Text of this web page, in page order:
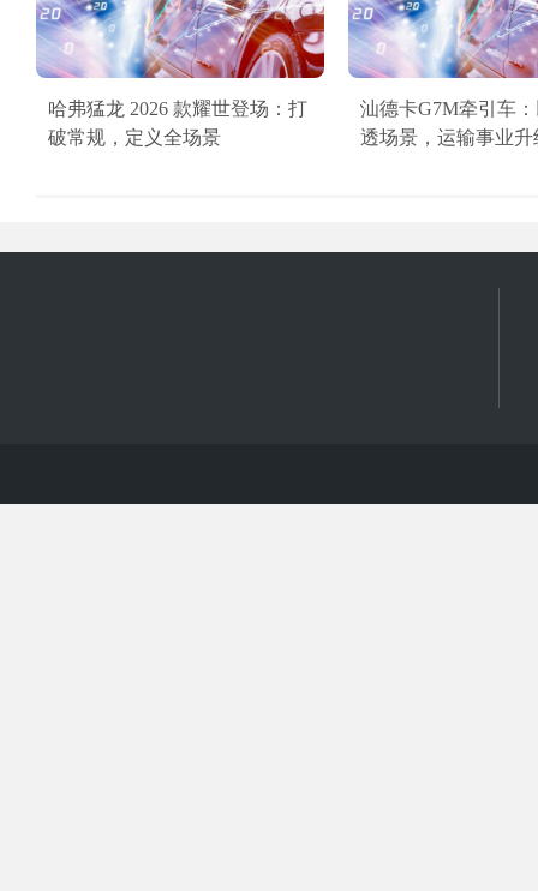
哈弗猛龙 2026 款耀世登场：打
破常规，定义全场景
汕德卡G7M牵引车
透场景，运输事业升